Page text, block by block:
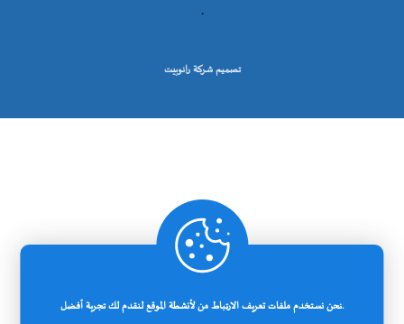
.
تصميم شركة رانوبيت
نحن نستخدم ملفات تعريف الارتباط من لأنشطة الموقع لنقدم لك تجربة أفضل.